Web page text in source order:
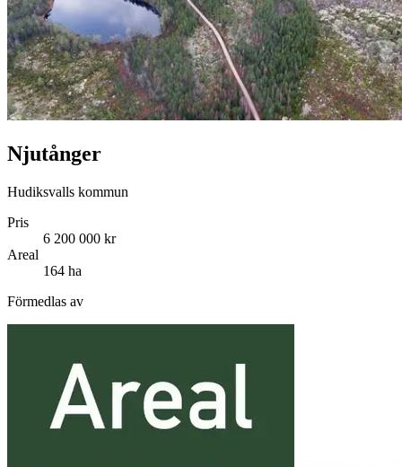
Njutånger
Hudiksvalls kommun
Pris
6 200 000 kr
Areal
164 ha
Förmedlas av